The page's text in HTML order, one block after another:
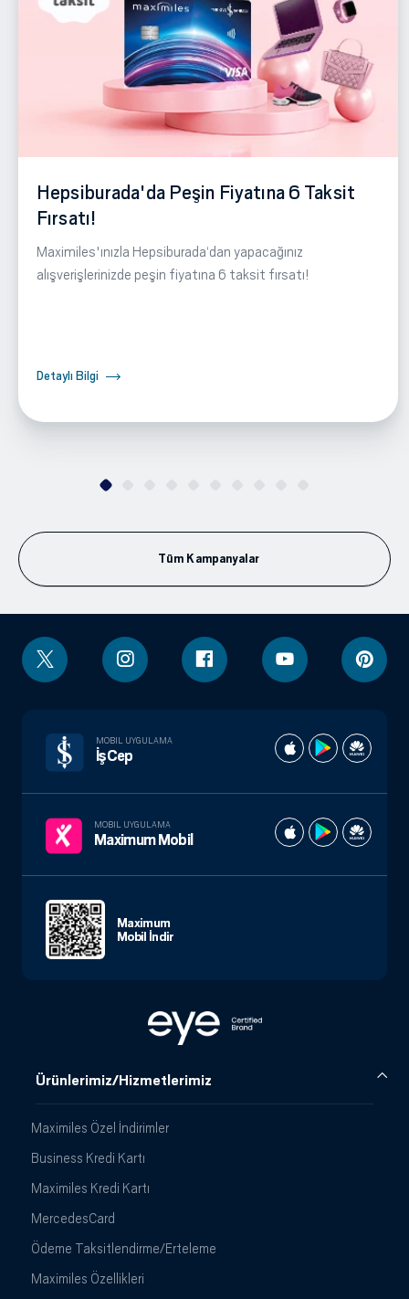
Hepsiburada'da Peşin Fiyatına 6 Taksit
Fırsatı!
Maximiles'ınızla Hepsiburada‘dan yapacağınız
alışverişlerinizde peşin fiyatına 6 taksit fırsatı!
Detaylı Bilgi
Tüm Kampanyalar
Ürünlerimiz/Hizmetlerimiz
Maximiles Özel İndirimler
Business Kredi Kartı
Maximiles Kredi Kartı
MercedesCard
Ödeme Taksitlendirme/Erteleme
Maximiles Özellikleri
MOBIL UYGULAMA
İşCep
MOBIL UYGULAMA
Maximum Mobil
Maximum
Mobil İndir